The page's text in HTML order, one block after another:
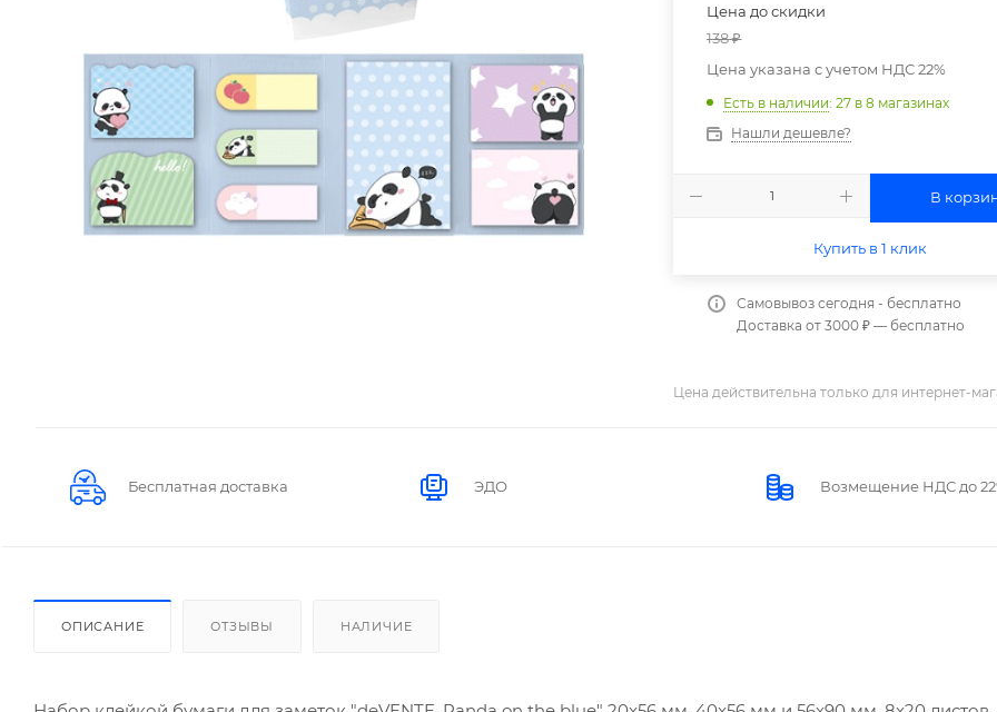
Цена до скидки
138₽
Цена указана с учетом НДС 22%
Есть в наличии: 27 в 8 магазинах
Нашли дешевле?
В
Купить в 1 клик
Самовывоз сегодня - бесплатно
Доставка от 3000 ₽ — бесплатно
Цена действительна только для интернет-
Бесплатная доставка ЭДО Возмещение НДС до
ОПИСАНИЕ ОТЗЫВЫ НАЛИЧИЕ